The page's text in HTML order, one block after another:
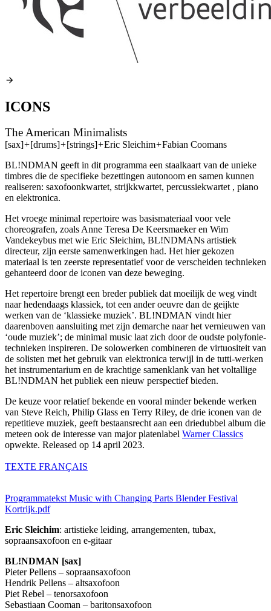
ICONS
The American Minimalists
[sax]+[drums]+[strings]+Eric Sleichim+Fabian Coomans
BL!NDMAN geeft in dit programma een staalkaart van de unieke
timbres die de specifieke bezettingen autonoom en samen kunnen
realiseren: saxofoonkwartet, strijkkwartet, percussiekwartet , piano
en elektronica.
Het vroege minimal repertoire was basismateriaal voor vele
choreografen, zoals Anne Teresa De Keersmaeker en Wim
Vandekeybus met wie Eric Sleichim, BL!NDMANs artistiek
directeur, zijn eerste samenwerkingen had. Het hier gekozen
materiaal is ten zeerste representatief voor de verscheiden technieken
gehanteerd door de iconen van deze beweging.
Het repertoire brengt een breder publiek dat moeilijk de weg vindt
naar hedendaags klassiek, tot een ander oeuvre dan de geijkte
werken van de ‘klassieke muziek’. BL!NDMAN vindt hier
daarenboven aansluiting met zijn demarche naar het vernieuwen van
‘oude muziek’; de minimal music laat zich door de oudste polyfonie-
technieken inspireren. De solowerken combineren de virtuositeit van
de solisten met het gebruik van elektronica terwijl in de tutti-werken
het instrumentarium en de krachtige samenklank van het voltallige
BL!NDMAN het publiek een nieuw perspectief bieden.
De keuze voor relatief bekende en vooral minder bekende werken
van Steve Reich, Philip Glass en Terry Riley, de drie iconen van de
repetitieve muziek, geeft bestaansrecht aan een driedubbel album die
meteen ook de interesse van major platenlabel Warner Classics
opwekte. Released op 14 april 2023.
TEXTE FRANÇAIS
Programmatekst Music with Changing Parts Blender Festival
Kortrijk.pdf
Eric Sleichim: artistieke leiding, arrangementen, tubax,
sopraansaxofoon en e-gitaar
BL!NDMAN [sax]
Pieter Pellens – sopraansaxofoon
Hendrik Pellens – altsaxofoon
Piet Rebel – tenorsaxofoon
Sebastiaan Cooman – baritonsaxofoon